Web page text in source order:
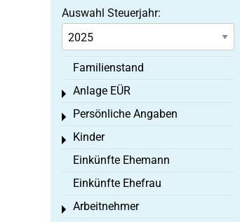
Auswahl Steuerjahr:
Familienstand
Anlage EÜR
Toggle menu
Persönliche Angaben
Toggle menu
Kinder
Toggle menu
Einkünfte Ehemann
Einkünfte Ehefrau
Arbeitnehmer
Toggle menu